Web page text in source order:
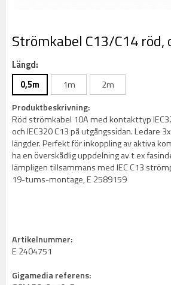
Strömkabel C13/C14 röd,
Längd:
0,5m
1m
2m
Produktbeskrivning:
Röd strömkabel 10A med kontakttyp
och IEC320 C13 på utgångssidan. Ledare
längder. Perfekt för inkoppling av aktiva
ha en överskådlig uppdelning av t ex
lämpligen tillsammans med IEC C13
19-tums-montage, E 2589159
Artikelnummer:
E 2404751
Gigamedia referens: